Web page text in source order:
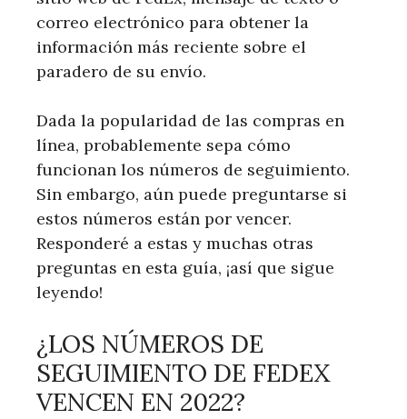
correo electrónico para obtener la
información más reciente sobre el
paradero de su envío.
Dada la popularidad de las compras en
línea, probablemente sepa cómo
funcionan los números de seguimiento.
Sin embargo, aún puede preguntarse si
estos números están por vencer.
Responderé a estas y muchas otras
preguntas en esta guía, ¡así que sigue
leyendo!
¿LOS NÚMEROS DE
SEGUIMIENTO DE FEDEX
VENCEN EN 2022?